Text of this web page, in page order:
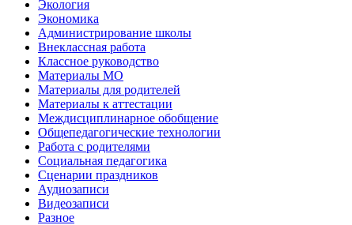
Экология
Экономика
Администрирование школы
Внеклассная работа
Классное руководство
Материалы МО
Материалы для родителей
Материалы к аттестации
Междисциплинарное обобщение
Общепедагогические технологии
Работа с родителями
Социальная педагогика
Сценарии праздников
Аудиозаписи
Видеозаписи
Разное